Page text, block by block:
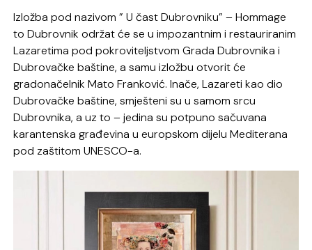
Izložba pod nazivom ” U čast Dubrovniku” – Hommage
to Dubrovnik održat će se u impozantnim i restauriranim
Lazaretima pod pokroviteljstvom Grada Dubrovnika i
Dubrovačke baštine, a samu izložbu otvorit će
gradonačelnik Mato Franković. Inače, Lazareti kao dio
Dubrovačke baštine, smješteni su u samom srcu
Dubrovnika, a uz to – jedina su potpuno sačuvana
karantenska građevina u europskom dijelu Mediterana
pod zaštitom UNESCO-a.